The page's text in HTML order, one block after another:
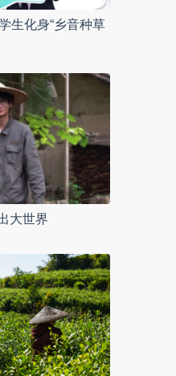
生化身“乡音种草
大世界